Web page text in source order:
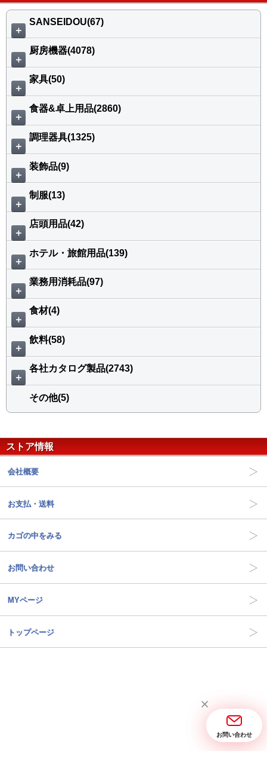
＋
SANSEIDOU(67)
＋
厨房機器(4078)
＋
家具(50)
＋
食器&卓上用品(2860)
＋
調理器具(1325)
＋
装飾品(9)
＋
制服(13)
＋
店頭用品(42)
＋
ホテル・旅館用品(139)
＋
業務用消耗品(97)
＋
食材(4)
＋
飲料(58)
＋
各社カタログ製品(2743)
その他(5)
ストア情報
会社概要
お支払・送料
カゴの中をみる
お問い合わせ
MYページ
トップページ
お問い合わせ